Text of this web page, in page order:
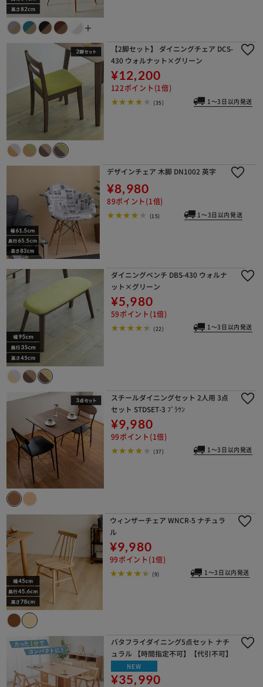
＋
【2脚セット】 ダイニングチェア DCS-
430 ウォルナット×グリーン
¥12,200
122ポイント(1倍)
(35) 1～3日以内発送
デザインチェア 木脚 DN1002 英字
¥8,980
89ポイント(1倍)
(15) 1～3日以内発送
ダイニングベンチ DBS-430 ウォルナ
ット×グリーン
¥5,980
59ポイント(1倍)
(22) 1～3日以内発送
スチールダイニングセット 2人用 3点
セット STDSET-3 ﾌﾞﾗｳﾝ
¥9,980
99ポイント(1倍)
(37) 1～3日以内発送
ウィンザーチェア WNCR-5 ナチュラ
ル
¥9,980
99ポイント(1倍)
(9) 1～3日以内発送
バタフライダイニング5点セット ナチ
ュラル 【時間指定不可】【代引不可】
NEW
¥35,990